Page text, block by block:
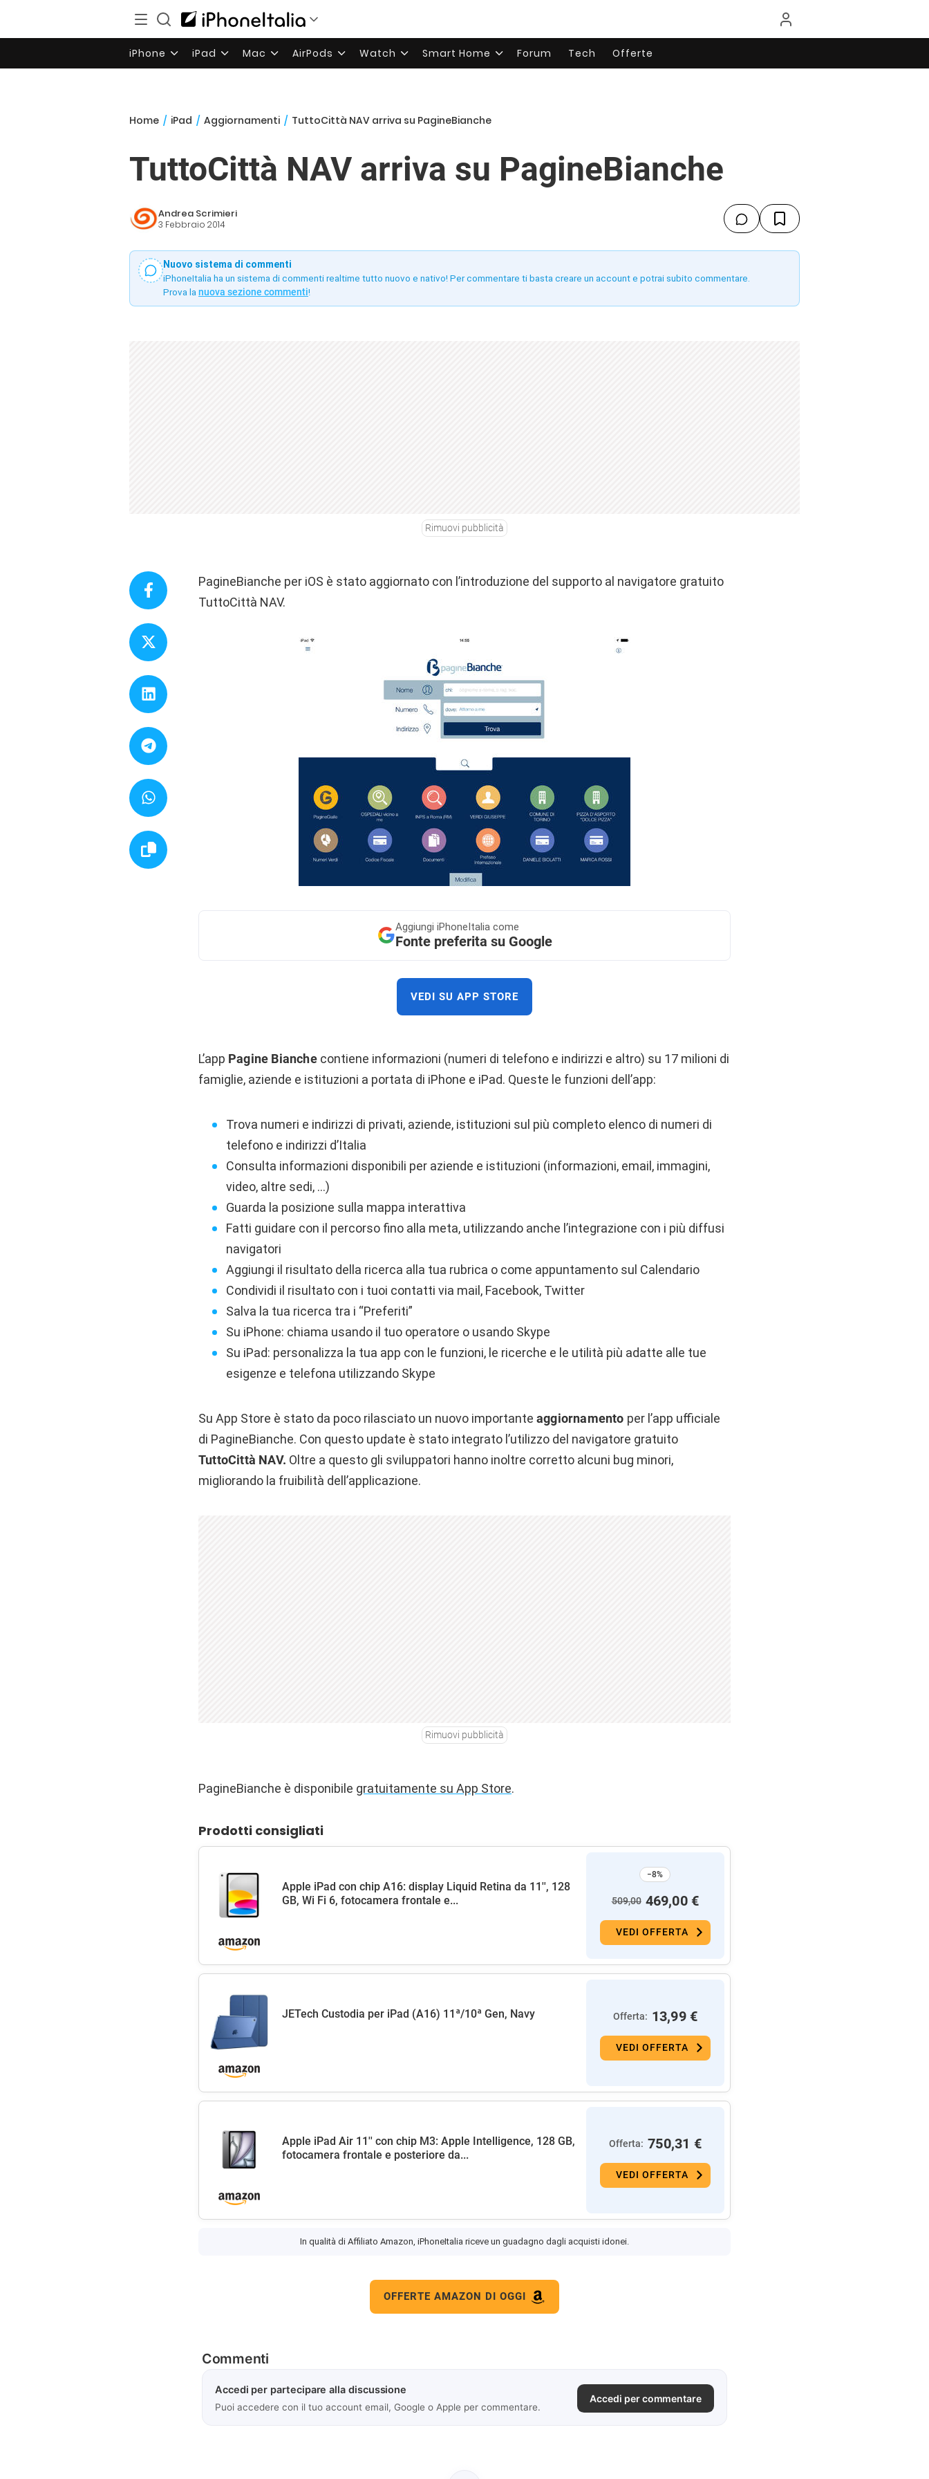
iPhone iPad Mac AirPods Watch Smart Home Forum Tech Offerte
Home / iPad / Aggiornamenti / TuttoCittà NAV arriva su PagineBianche
TuttoCittà NAV arriva su PagineBianche
Andrea Scrimieri
3 Febbraio 2014
Nuovo sistema di commenti
iPhoneItalia ha un sistema di commenti realtime tutto nuovo e nativo! Per commentare ti basta creare un account e potrai subito commentare.
Prova la nuova sezione commenti!
Rimuovi pubblicità
PagineBianche per iOS è stato aggiornato con l’introduzione del supporto al navigatore gratuito
TuttoCittà NAV.
Aggiungi iPhoneItalia come
Fonte preferita su Google
VEDI SU APP STORE
L’app Pagine Bianche contiene informazioni (numeri di telefono e indirizzi e altro) su 17 milioni di
famiglie, aziende e istituzioni a portata di iPhone e iPad. Queste le funzioni dell’app:
Trova numeri e indirizzi di privati, aziende, istituzioni sul più completo elenco di numeri di
telefono e indirizzi d’Italia
Consulta informazioni disponibili per aziende e istituzioni (informazioni, email, immagini,
video, altre sedi, …)
Guarda la posizione sulla mappa interattiva
Fatti guidare con il percorso fino alla meta, utilizzando anche l’integrazione con i più diffusi
navigatori
Aggiungi il risultato della ricerca alla tua rubrica o come appuntamento sul Calendario
Condividi il risultato con i tuoi contatti via mail, Facebook, Twitter
Salva la tua ricerca tra i “Preferiti”
Su iPhone: chiama usando il tuo operatore o usando Skype
Su iPad: personalizza la tua app con le funzioni, le ricerche e le utilità più adatte alle tue
esigenze e telefona utilizzando Skype
Su App Store è stato da poco rilasciato un nuovo importante aggiornamento per l’app ufficiale
di PagineBianche. Con questo update è stato integrato l’utilizzo del navigatore gratuito
TuttoCittà NAV. Oltre a questo gli sviluppatori hanno inoltre corretto alcuni bug minori,
migliorando la fruibilità dell’applicazione.
Rimuovi pubblicità
PagineBianche è disponibile gratuitamente su App Store.
Prodotti consigliati
Apple iPad con chip A16: display Liquid Retina da 11'', 128
GB, Wi Fi 6, fotocamera frontale e...
−8%
509,00 469,00 €
VEDI OFFERTA
JETech Custodia per iPad (A16) 11ª/10ª Gen, Navy Offerta: 13,99 €
VEDI OFFERTA
Apple iPad Air 11'' con chip M3: Apple Intelligence, 128 GB,
fotocamera frontale e posteriore da...
Offerta: 750,31 €
VEDI OFFERTA
In qualità di Affiliato Amazon, iPhoneItalia riceve un guadagno dagli acquisti idonei.
OFFERTE AMAZON DI OGGI
Commenti
Accedi per partecipare alla discussione
Puoi accedere con il tuo account email, Google o Apple per commentare.
Accedi per commentare